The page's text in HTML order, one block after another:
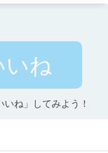
いね
ね」してみよう！